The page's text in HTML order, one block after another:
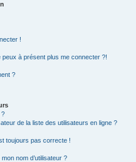
!
peux à présent plus me connecter ?!
?
?
de la liste des utilisateurs en ligne ?
toujours pas correcte !
nom d’utilisateur ?